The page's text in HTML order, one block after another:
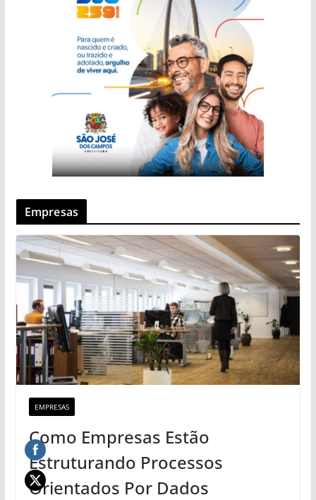
Empresas
EMPRESAS
Como Empresas Estão
Estruturando Processos
Orientados Por Dados